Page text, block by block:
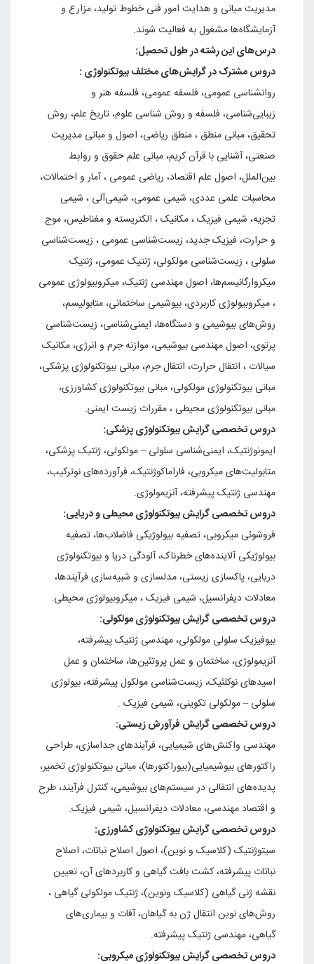
مدیریت‌ میانی‌ و هدایت‌ امور فنی‌ خطوط‌ تولید، مزارع‌ و
آزمایشگاه‌ها مشغول‌ به‌ فعالیت‌ شوند.
درس‌های‌ این‌ رشته‌ در طول‌ تحصیل‌:
دروس‌ مشترک‌ در‌ گرایش‌های‌ مختلف‌ بیوتکنولوژی :
روانشناسی‌ عمومی‌، فلسفه‌ عمومی‌، فلسفه‌ هنر و
زیبایی‌شناسی‌، فلسفه‌ و روش‌ شناسی‌ علوم‌، تاریخ‌ علم‌، روش‌
تحقیق‌، مبانی‌ منطق‌ ، منطق‌ ریاضی‌، اصول‌ و مبانی‌ مدیریت‌
صنعتی‌، آشنایی‌ با قرآن‌ کریم‌، مبانی‌ علم‌ حقوق‌ و روابط‌
بین‌الملل‌، اصول‌ علم‌ اقتصاد، ریاضی‌ عمومی‌ ، آمار و احتمالات‌،
محاسبات‌ علمی‌ عددی‌، شیمی‌ عمومی‌، شیمی‌آلی‌ ، شیمی‌
تجزیه‌، شیمی‌ فیزیک‌ ، مکانیک‌ ، الکتریسته‌ و مغناطیس‌، موج‌
و حرارت‌، فیزیک‌ جدید، زیست‌شناسی‌ عمومی‌ ، زیست‌شناسی‌
سلولی‌ ، زیست‌شناسی‌ مولکولی‌، ژنتیک‌ عمومی‌، ژنتیک‌
میکروارگانیسم‌ها، اصول‌ مهندسی‌ ژنتیک‌، میکروبیولوژی‌ عمومی‌
، میکروبیولوژی‌ کاربردی‌، بیوشیمی‌ ساختمانی‌، متابولیسم‌،
روش‌های‌ بیوشیمی‌ و دستگاه‌ها، ایمنی‌شناسی‌، زیست‌شناسی‌
پرتوی‌، اصول‌ مهندسی‌ بیوشیمی‌، موازنه‌ جرم‌ و انرژی‌، مکانیک‌
سیالات‌ ، انتقال‌ حرارت‌، انتقال‌ جرم‌، مبانی‌ بیوتکنولوژی‌ پزشکی‌،
مبانی‌ بیوتکنولوژی‌ مولکولی‌، مبانی‌ بیوتکنولوژی‌ کشاورزی‌،
مبانی‌ بیوتکنولوژی‌ محیطی‌ ، مقررات‌ زیست‌ ایمنی‌.
دروس‌ تخصصی‌ گرایش‌ بیوتکنولوژی‌ پزشکی‌:
ایمونوژنتیک‌، ایمنی‌شناسی‌ سلولی‌ – مولکولی‌، ژنتیک‌ پزشکی‌،
متابولیت‌های‌ میکروبی‌، فاراماکوژنتیک‌، فرآورده‌های‌ نوترکیب‌،
مهندسی‌ ژنتیک‌ پیشرفته‌، آنزیمولوژی‌.
دروس‌ تخصصی‌ گرایش‌ بیوتکنولوژی‌ محیطی‌ و دریایی‌:
فروشوئی‌ میکروبی‌، تصفیه‌ بیولوژیکی‌ فاضلاب‌ها، تصفیه‌
بیولوژیکی‌ آلاینده‌های‌ خطرناک‌، آلودگی‌ دریا و بیوتکنولوژی‌
دریایی‌، پاکسازی‌ زیستی‌، مدلسازی‌ و شبیه‌سازی‌ فرآیندها،
معادلات‌ دیفرانسیل‌، شیمی‌ فیزیک‌ ، میکروبیولوژی‌ محیطی‌.
دروس‌ تخصصی‌ گرایش‌ بیوتکنولوژی‌ مولکولی‌:
بیوفیزیک‌ سلولی‌ مولکولی‌، مهندسی‌ ژنتیک‌ پیشرفته‌،
آنزیمولوژی‌، ساختمان‌ و عمل‌ پروتئین‌ها، ساختمان‌ و عمل‌
اسیدهای‌ نوکلئیک‌، زیست‌شناسی‌ مولکول‌ پیشرفته‌، بیولوژی‌
سلولی‌ – مولکولی‌ تکوینی‌، شیمی‌ فیزیک‌ .
دروس‌ تخصصی‌ گرایش‌ فرآورش‌ زیستی‌:
مهندسی‌ واکنش‌های‌ شیمیایی‌، فرآیندهای‌ جداسازی‌، طراحی‌
راکتورهای‌ بیوشیمیایی‌(بیوراکتورها)، مبانی‌ بیوتکنولوژی‌ تخمیر،
پدیده‌های‌ انتقالی‌ در سیستم‌های‌ بیوشیمی‌، کنترل‌ فرآیند، طرح‌
و اقتصاد مهندسی‌، معادلات‌ دیفرانسیل‌، شیمی‌ فیزیک‌.
دروس‌ تخصصی‌ گرایش‌ بیوتکنولوژی‌ کشاورزی‌:
سیتوژنتیک‌ (کلاسیک‌ و نوین‌)، اصول‌ اصلاح‌ نباتات‌، اصلاح‌
نباتات‌ پیشرفته‌، کشت‌ بافت‌ گیاهی‌ و کاربردهای‌ آن‌، تعیین‌
نقشه‌ ژنی‌ گیاهی‌ (کلاسیک‌ ونوین‌)، ژنتیک‌ مولکولی‌ گیاهی‌ ،
روش‌های‌ نوین‌ انتقال‌ ژن‌ به‌ گیاهان‌، آفات‌ و بیماری‌های‌
گیاهی‌، مهندسی‌ ژنتیک‌ پیشرفته‌.
دروس‌ تخصصی‌ گرایش‌ بیوتکنولوژی‌ میکروبی‌: